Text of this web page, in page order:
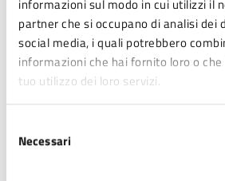
informazioni sul modo in cui utilizzi il
partner che si occupano di analisi dei
social media, i quali potrebbero
informazioni che hai fornito loro o
tuo utilizzo dei loro servizi.
delNecessari
Per gli interventi edilizi indicati
15/2013 e s.m.i. è necessario
Costruire (PDC).